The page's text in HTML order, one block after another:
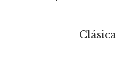
Clásica